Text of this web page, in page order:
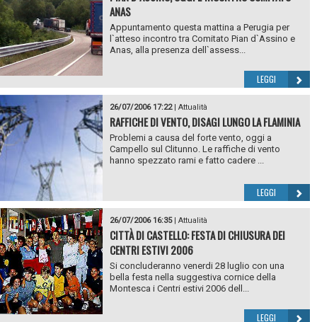
ANAS
Appuntamento questa mattina a Perugia per
l`atteso incontro tra Comitato Pian d`Assino e
Anas, alla presenza dell`assess...
LEGGI
26/07/2006 17:22| Attualità
RAFFICHE DI VENTO, DISAGI LUNGO LA FLAMINIA
Problemi a causa del forte vento, oggi a
Campello sul Clitunno. Le raffiche di vento
hanno spezzato rami e fatto cadere ...
LEGGI
26/07/2006 16:35| Attualità
CITTÀ DI CASTELLO: FESTA DI CHIUSURA DEI
CENTRI ESTIVI 2006
Si concluderanno venerdi 28 luglio con una
bella festa nella suggestiva cornice della
Montesca i Centri estivi 2006 dell...
LEGGI